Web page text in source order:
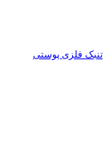
تنبک فلزی پوستی